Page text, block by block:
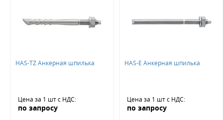
HAS-TZ Анкерная шпилька
Цена за 1 штс НДС:
по запросу
HAS-E Анкерная шпилька
Цена за 1 штс НДС:
по запросу